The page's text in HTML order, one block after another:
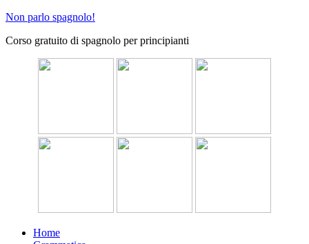
Non parlo spagnolo!
Corso gratuito di spagnolo per principianti
Home